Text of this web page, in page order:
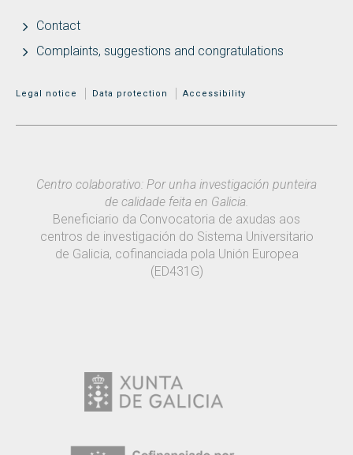
Contact
Complaints, suggestions and congratulations
MENÚ ADICIONAL
Legal notice Data protection Accessibility
Centro colaborativo: Por unha investigación punteira
de calidade feita en Galicia.
Beneficiario da Convocatoria de axudas aos
centros de investigación do Sistema Universitario
de Galicia, cofinanciada pola Unión Europea
(ED431G)